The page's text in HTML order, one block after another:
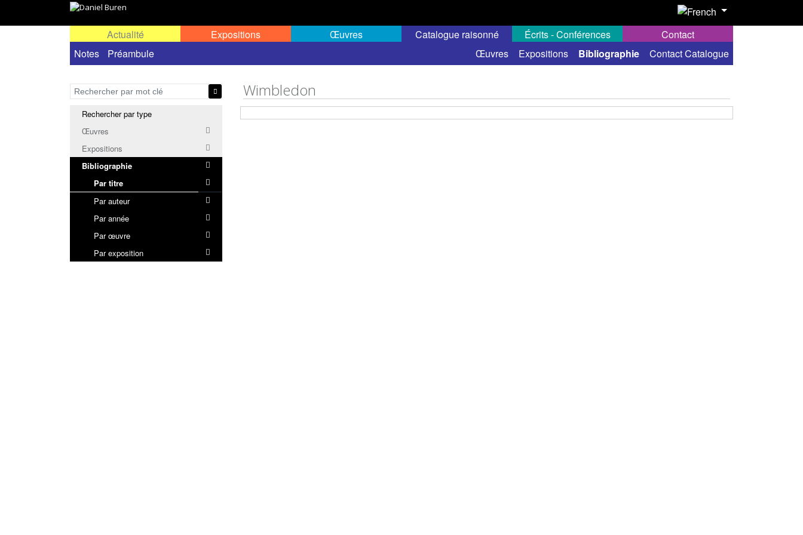
Actualité Expositions Œuvres
Catalogue raisonné
Notes
Préambule Œuvres Expositions Bibliographie Contact Catalogue
Écrits - Conférences Contact
Rechercher par type
Œuvres
Expositions
Bibliographie
Par titre
Par auteur
Par année
Par œuvre
Par exposition
Wimbledon